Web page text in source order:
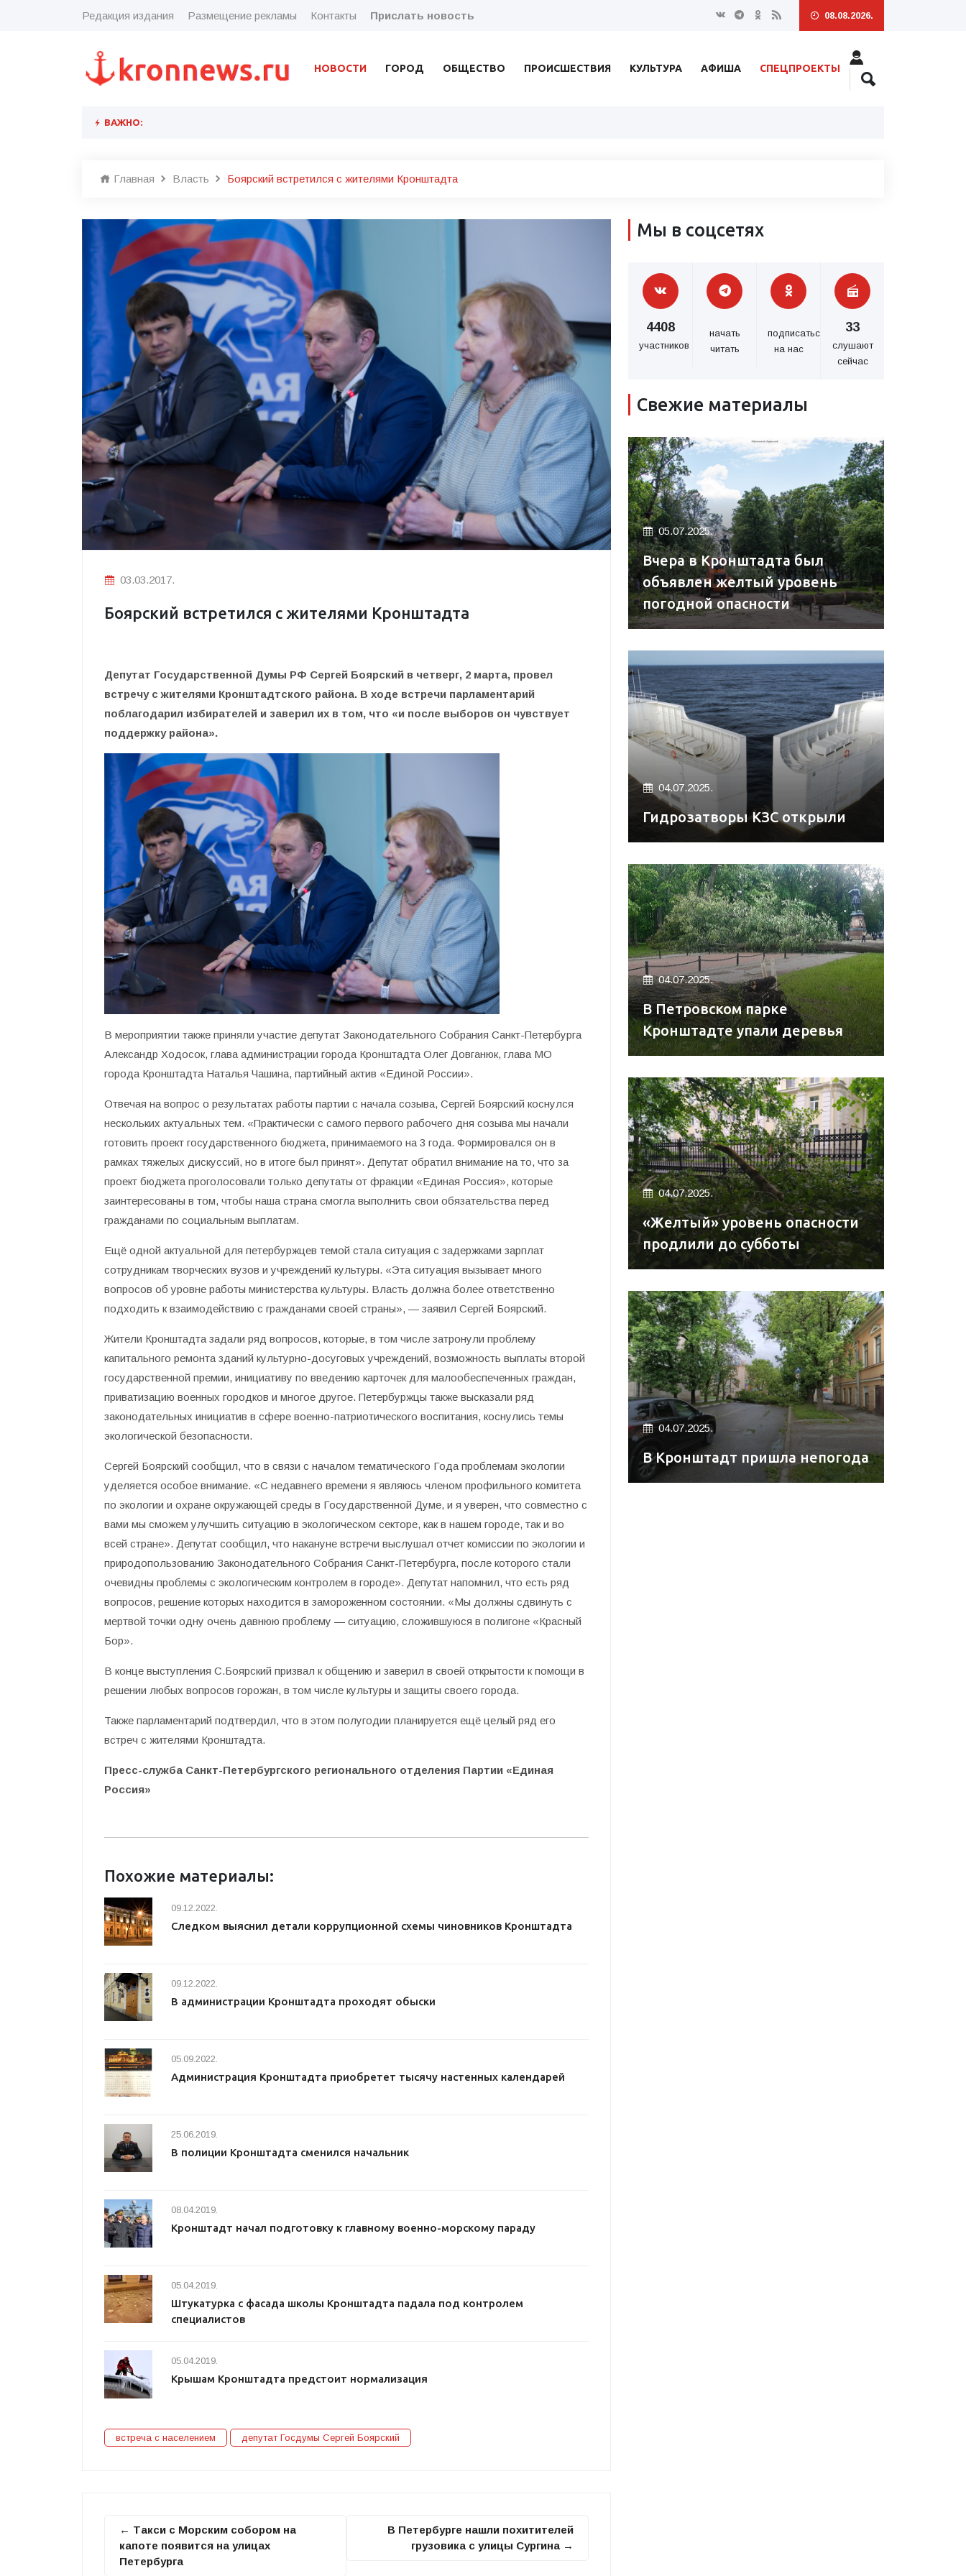
Редакция издания Размещение рекламы Контакты Прислать новость 08.08.2026.
НОВОСТИ ГОРОД ОБЩЕСТВО ПРОИСШЕСТВИЯ КУЛЬТУРА АФИША СПЕЦПРОЕКТЫ
ВАЖНО:
Главная Власть Боярский встретился с жителями Кронштадта
03.03.2017.
Боярский встретился с жителями Кронштадта
Депутат Государственной Думы РФ Сергей Боярский в четверг, 2 марта, провел
встречу с жителями Кронштадтского района. В ходе встречи парламентарий
поблагодарил избирателей и заверил их в том, что «и после выборов он чувствует
поддержку района».
В мероприятии также приняли участие депутат Законодательного Собрания Санкт-Петербурга
Александр Ходосок, глава администрации города Кронштадта Олег Довганюк, глава МО
города Кронштадта Наталья Чашина, партийный актив «Единой России».
Отвечая на вопрос о результатах работы партии с начала созыва, Сергей Боярский коснулся
нескольких актуальных тем. «Практически с самого первого рабочего дня созыва мы начали
готовить проект государственного бюджета, принимаемого на 3 года. Формировался он в
рамках тяжелых дискуссий, но в итоге был принят». Депутат обратил внимание на то, что за
проект бюджета проголосовали только депутаты от фракции «Единая Россия», которые
заинтересованы в том, чтобы наша страна смогла выполнить свои обязательства перед
гражданами по социальным выплатам.
Ещё одной актуальной для петербуржцев темой стала ситуация с задержками зарплат
сотрудникам творческих вузов и учреждений культуры. «Эта ситуация вызывает много
вопросов об уровне работы министерства культуры. Власть должна более ответственно
подходить к взаимодействию с гражданами своей страны», — заявил Сергей Боярский.
Жители Кронштадта задали ряд вопросов, которые, в том числе затронули проблему
капитального ремонта зданий культурно-досуговых учреждений, возможность выплаты второй
государственной премии, инициативу по введению карточек для малообеспеченных граждан,
приватизацию военных городков и многое другое. Петербуржцы также высказали ряд
законодательных инициатив в сфере военно-патриотического воспитания, коснулись темы
экологической безопасности.
Сергей Боярский сообщил, что в связи с началом тематического Года проблемам экологии
уделяется особое внимание. «С недавнего времени я являюсь членом профильного комитета
по экологии и охране окружающей среды в Государственной Думе, и я уверен, что совместно с
вами мы сможем улучшить ситуацию в экологическом секторе, как в нашем городе, так и во
всей стране». Депутат сообщил, что накануне встречи выслушал отчет комиссии по экологии и
природопользованию Законодательного Собрания Санкт-Петербурга, после которого стали
очевидны проблемы с экологическим контролем в городе». Депутат напомнил, что есть ряд
вопросов, решение которых находится в замороженном состоянии. «Мы должны сдвинуть с
мертвой точки одну очень давнюю проблему — ситуацию, сложившуюся в полигоне «Красный
Бор».
В конце выступления С.Боярский призвал к общению и заверил в своей открытости к помощи в
решении любых вопросов горожан, в том числе культуры и защиты своего города.
Также парламентарий подтвердил, что в этом полугодии планируется ещё целый ряд его
встреч с жителями Кронштадта.
Пресс-служба Санкт-Петербургского регионального отделения Партии «Единая
Россия»
Похожие материалы:
09.12.2022.
Следком выяснил детали коррупционной схемы чиновников Кронштадта
09.12.2022.
В администрации Кронштадта проходят обыски
05.09.2022.
Администрация Кронштадта приобретет тысячу настенных календарей
25.06.2019.
В полиции Кронштадта сменился начальник
08.04.2019.
Кронштадт начал подготовку к главному военно-морскому параду
05.04.2019.
Штукатурка с фасада школы Кронштадта падала под контролем
специалистов
05.04.2019.
Крышам Кронштадта предстоит нормализация
встреча с населением депутат Госдумы Сергей Боярский
← Такси с Морским собором на
капоте появится на улицах
Петербурга
В Петербурге нашли похитителей
грузовика с улицы Сургина →
Мы в соцсетях
4408
участников
начать
читать
подписаться
на нас
33
слушают
сейчас
Свежие материалы
05.07.2025.
Вчера в Кронштадта был
объявлен желтый уровень
погодной опасности
04.07.2025.
Гидрозатворы КЗС открыли
04.07.2025.
В Петровском парке
Кронштадте упали деревья
04.07.2025.
«Желтый» уровень опасности
продлили до субботы
04.07.2025.
В Кронштадт пришла непогода